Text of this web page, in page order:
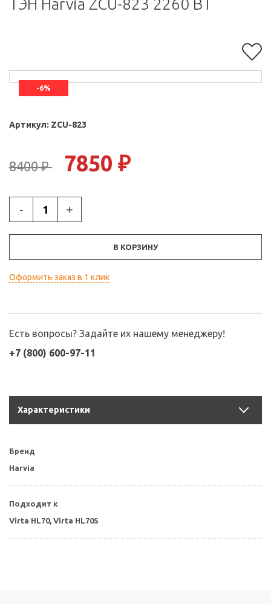
ТЭН Harvia ZCU-823 2260 ВТ
-6%
Артикул: ZCU-823
8400 ₽ 7850 ₽
- +
В КОРЗИНУ
Оформить заказ в 1 клик
Есть вопросы? Задайте их нашему менеджеру!
+7 (800) 600-97-11
Характеристики
Бренд
Harvia
Подходит к
Virta HL70, Virta HL70S